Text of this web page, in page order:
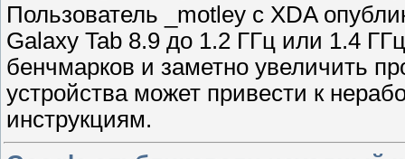
Пользователь _motley с XDA
Galaxy Tab 8.9 до 1.2 ГГц или 1.4
бенчмарков и заметно увеличить
устройства может привести к
инструкциям.